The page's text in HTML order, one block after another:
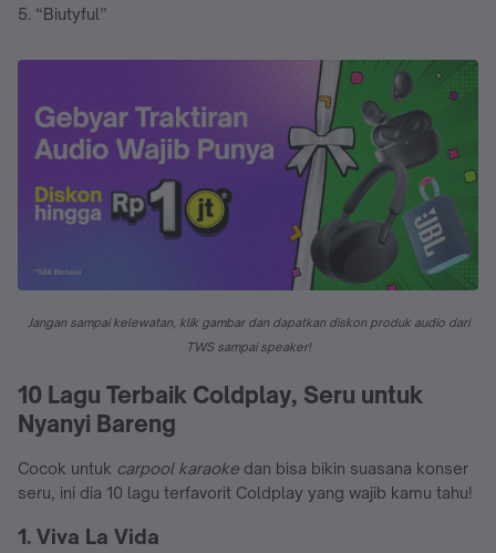
“Biutyful”
Jangan sampai kelewatan, klik gambar dan dapatkan diskon produk audio dari
TWS sampai speaker!
10 Lagu Terbaik Coldplay, Seru untuk
Nyanyi Bareng
Cocok untuk carpool karaoke dan bisa bikin suasana konser
seru, ini dia 10 lagu terfavorit Coldplay yang wajib kamu tahu!
1. Viva La Vida